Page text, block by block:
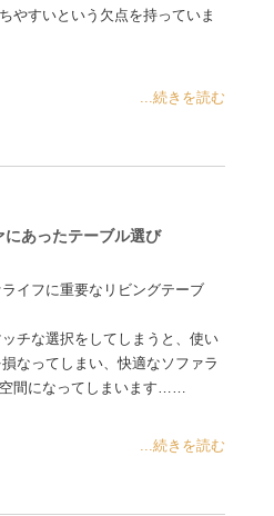
やすいという欠点を持っていま
...続きを読む
にあったテーブル選び
ライフに重要なリビングテーブ
ッチな選択をしてしまうと、使い
損なってしまい、快適なソファラ
間になってしまいます……
...続きを読む